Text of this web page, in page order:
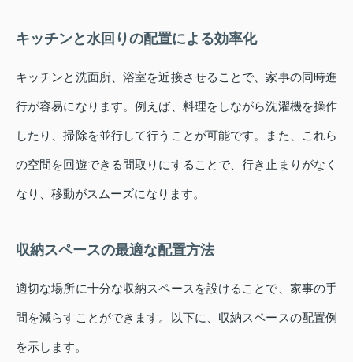
キッチンと水回りの配置による効率化
キッチンと洗面所、浴室を近接させることで、家事の同時進
行が容易になります。例えば、料理をしながら洗濯機を操作
したり、掃除を並行して行うことが可能です。また、これら
の空間を回遊できる間取りにすることで、行き止まりがなく
なり、移動がスムーズになります。
収納スペースの最適な配置方法
適切な場所に十分な収納スペースを設けることで、家事の手
間を減らすことができます。以下に、収納スペースの配置例
を示します。